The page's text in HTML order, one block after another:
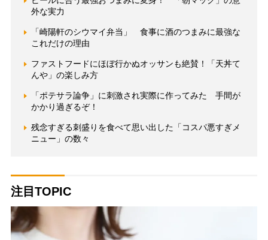
外な実力
「崎陽軒のシウマイ弁当」 食事に酒のつまみに最強な
これだけの理由
ファストフードにほぼ行かぬオッサンも絶賛！「天丼て
んや」の楽しみ方
「ポテサラ論争」に刺激され実際に作ってみた 手間が
かかり過ぎるぞ！
残念すぎる刺盛りを食べて思い出した「コスパ悪すぎメ
ニュー」の数々
注目TOPIC